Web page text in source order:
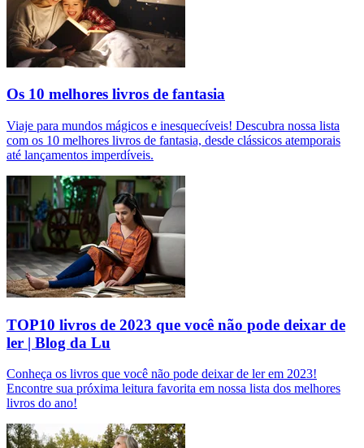
Os 10 melhores livros de fantasia
Viaje para mundos mágicos e inesquecíveis! Descubra nossa lista
com os 10 melhores livros de fantasia, desde clássicos atemporais
até lançamentos imperdíveis.
TOP10 livros de 2023 que você não pode deixar de
ler | Blog da Lu
Conheça os livros que você não pode deixar de ler em 2023!
Encontre sua próxima leitura favorita em nossa lista dos melhores
livros do ano!